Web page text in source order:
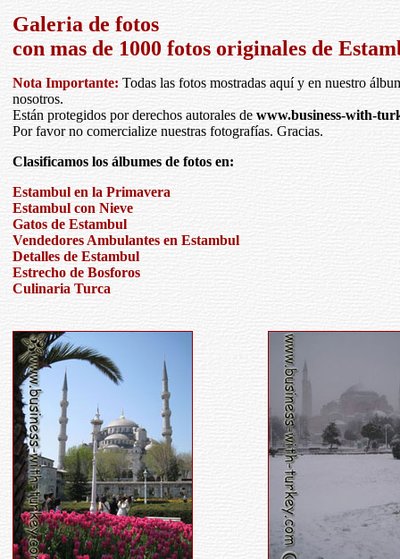
Galeria de fotos
con mas de 1000 fotos originales de
Nota Importante: Todas las fotos mostradas aquí y en nuestro
nosotros.
Están protegidos por derechos autorales de www.business-with-
Por favor no comercialize nuestras fotografías. Gracias.
Clasificamos los álbumes de fotos en:
Estambul en la Primavera
Estambul con Nieve
Gatos de Estambul
Vendedores Ambulantes en Estambul
Detalles de Estambul
Estrecho de Bosforos
Culinaria Turca